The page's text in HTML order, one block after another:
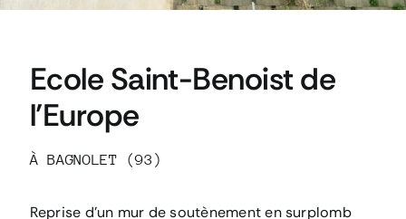
Ecole Saint-Benoist de
l’Europe
À BAGNOLET (93)
Reprise d'un mur de soutènement en surplomb